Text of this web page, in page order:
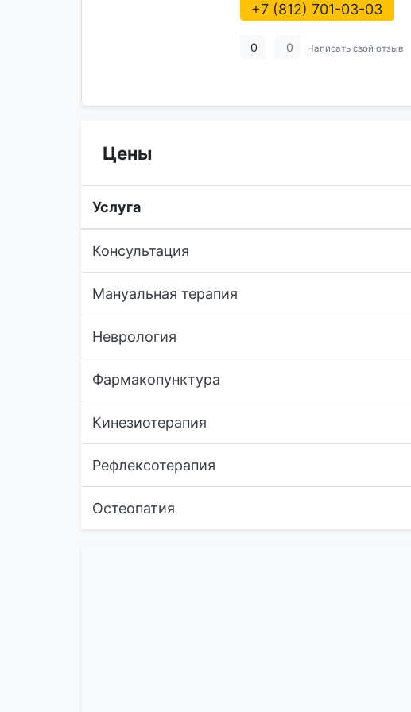
+7 (812) 701-03-03
0 0 Написать свой отзыв
Цены
Услуга
Консультация
Мануальная терапия
Неврология
Фармакопунктура
Кинезиотерапия
Рефлексотерапия
Остеопатия